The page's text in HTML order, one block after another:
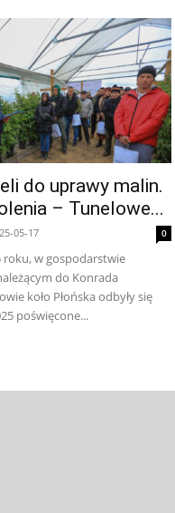
do uprawy malin.
– Tunelowe...
05-17 0
roku, w gospodarstwie
do Konrada
koło Płońska odbyły się
poświęcone...